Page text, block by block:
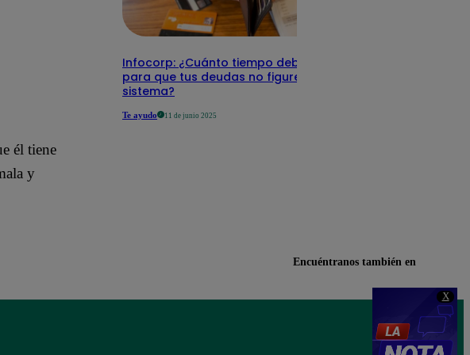
X
él tiene
y
Infocorp: ¿Cuánto tiempo debe pasar
para que tus deudas no figuren en su
sistema?
Te ayudo 11 de junio 2025
Encuéntranos también en